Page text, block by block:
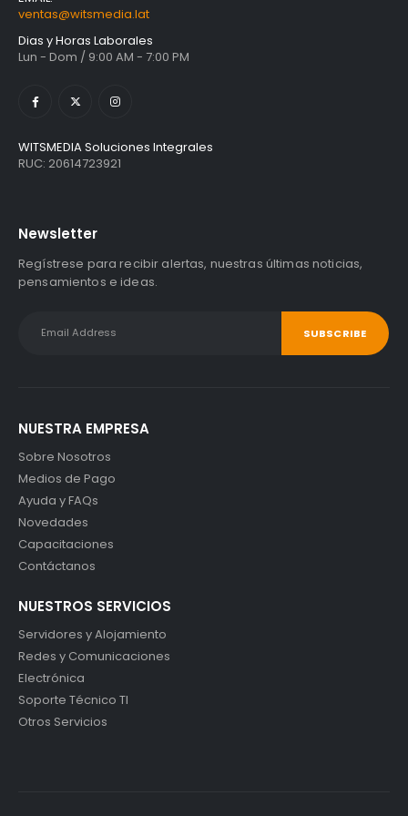
ventas@witsmedia.lat
Dias y Horas Laborales
Lun - Dom / 9:00 AM - 7:00 PM
WITSMEDIA Soluciones Integrales
RUC: 20614723921
Newsletter
Regístrese para recibir alertas, nuestras últimas noticias,
pensamientos e ideas.
NUESTRA EMPRESA
Sobre Nosotros
Medios de Pago
Ayuda y FAQs
Novedades
Capacitaciones
Contáctanos
NUESTROS SERVICIOS
Servidores y Alojamiento
Redes y Comunicaciones
Electrónica
Soporte Técnico TI
Otros Servicios